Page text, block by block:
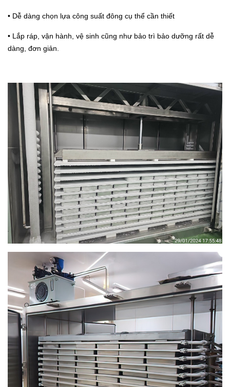
• Dễ dàng chọn lựa công suất đông cụ thể cần thiết
• Lắp ráp, vận hành, vệ sinh cũng như bảo trì bảo dưỡng rất dễ
dàng, đơn giản.